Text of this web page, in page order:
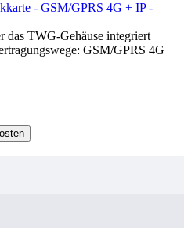
- GSM/GPRS 4G + IP -
das TWG-Gehäuse integriert
GSM/GPRS 4G